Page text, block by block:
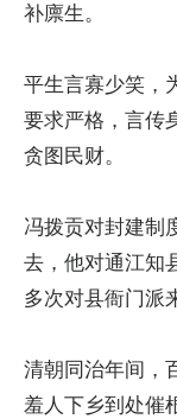
补廪生。
平生言寡少笑，
要求严格，言传
贪图民财。
冯拨贡对封建制
去，他对通江知
多次对县衙门派
清朝同治年间，
羞人下乡到处催